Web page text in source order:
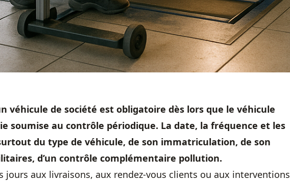
véhicule de société est obligatoire dès lors que le véhicule
soumise au contrôle périodique. La date, la fréquence et les
du type de véhicule, de son immatriculation, de son
d’un contrôle complémentaire pollution.
aux livraisons, aux rendez-vous clients ou aux interventions